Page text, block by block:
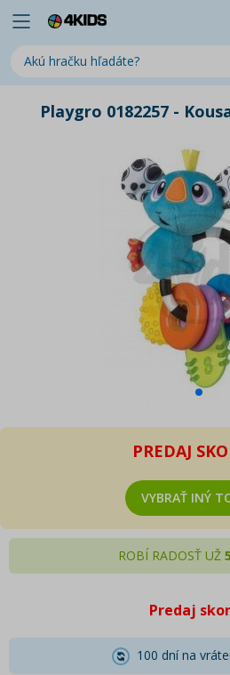
Playgro 0182257 -
PREDAJ
VYBRAŤ INÝ
ROBÍ RADOSŤ UŽ 5
Predaj
100 dní na